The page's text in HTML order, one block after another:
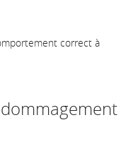
correct à